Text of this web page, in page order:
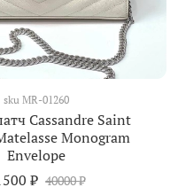
sku MR-01260
Cassandre Saint
Monogram
Envelope
₽ 40000 ₽